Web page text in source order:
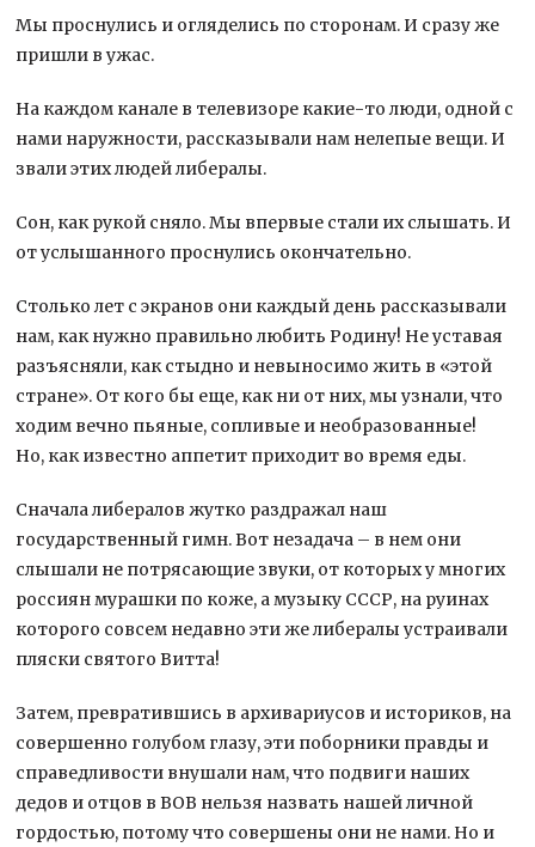
Мы проснулись и огляделись по сторонам. И сразу же
пришли в ужас.
На каждом канале в телевизоре какие-то люди, одной с
нами наружности, рассказывали нам нелепые вещи. И
звали этих людей либералы.
Сон, как рукой сняло. Мы впервые стали их слышать. И
от услышанного проснулись окончательно.
Столько лет с экранов они каждый день рассказывали
нам, как нужно правильно любить Родину! Не уставая
разъясняли, как стыдно и невыносимо жить в «этой
стране». От кого бы еще, как ни от них, мы узнали, что
ходим вечно пьяные, сопливые и необразованные!
Но, как известно аппетит приходит во время еды.
Сначала либералов жутко раздражал наш
государственный гимн. Вот незадача – в нем они
слышали не потрясающие звуки, от которых у многих
россиян мурашки по коже, а музыку СССР, на руинах
которого совсем недавно эти же либералы устраивали
пляски святого Витта!
Затем, превратившись в архивариусов и историков, на
совершенно голубом глазу, эти поборники правды и
справедливости внушали нам, что подвиги наших
дедов и отцов в ВОВ нельзя назвать нашей личной
гордостью, потому что совершены они не нами. Но и